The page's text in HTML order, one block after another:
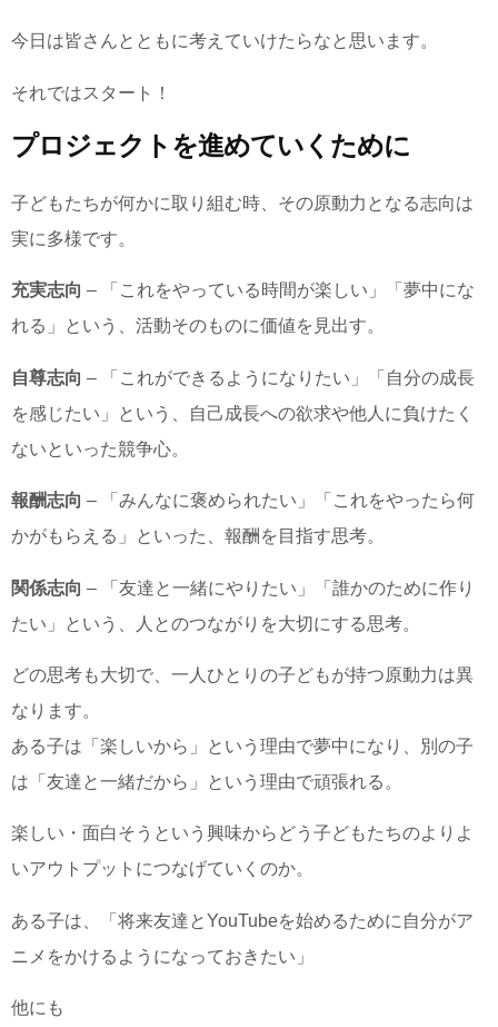
今日は皆さんとともに考えていけたらなと思います。
それではスタート！
プロジェクトを進めていくために
子どもたちが何かに取り組む時、その原動力となる志向は
実に多様です。
充実志向 – 「これをやっている時間が楽しい」「夢中にな
れる」という、活動そのものに価値を見出す。
自尊志向 – 「これができるようになりたい」「自分の成長
を感じたい」という、自己成長への欲求や他人に負けたく
ないといった競争心。
報酬志向 – 「みんなに褒められたい」「これをやったら何
かがもらえる」といった、報酬を目指す思考。
関係志向 – 「友達と一緒にやりたい」「誰かのために作り
たい」という、人とのつながりを大切にする思考。
どの思考も大切で、一人ひとりの子どもが持つ原動力は異
なります。
ある子は「楽しいから」という理由で夢中になり、別の子
は「友達と一緒だから」という理由で頑張れる。
楽しい・面白そうという興味からどう子どもたちのよりよ
いアウトプットにつなげていくのか。
ある子は、「将来友達とYouTubeを始めるために自分がア
ニメをかけるようになっておきたい」
他にも